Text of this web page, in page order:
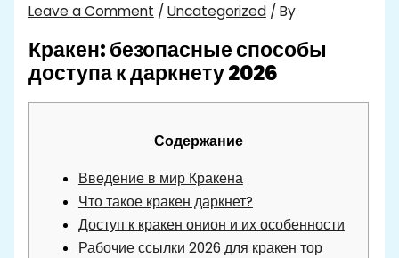
Leave a Comment / Uncategorized/ By
Кракен: безопасные способы
доступа к даркнету 2026
Содержание
Введение в мир Кракена
Что такое кракен даркнет?
Доступ к кракен онион и их особенности
Рабочие ссылки 2026 для кракен тор